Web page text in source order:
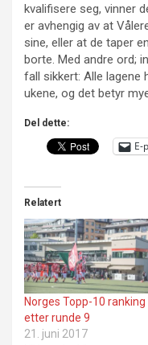
kvalifisere seg, vinner
er avhengig av at
sine, eller at de taper
borte. Med andre ord;
fall sikkert: Alle lagene
ukene, og det betyr
Del dette:
E-
Relatert
Norges Topp-10 ranking
etter runde 9
21. juni 2017